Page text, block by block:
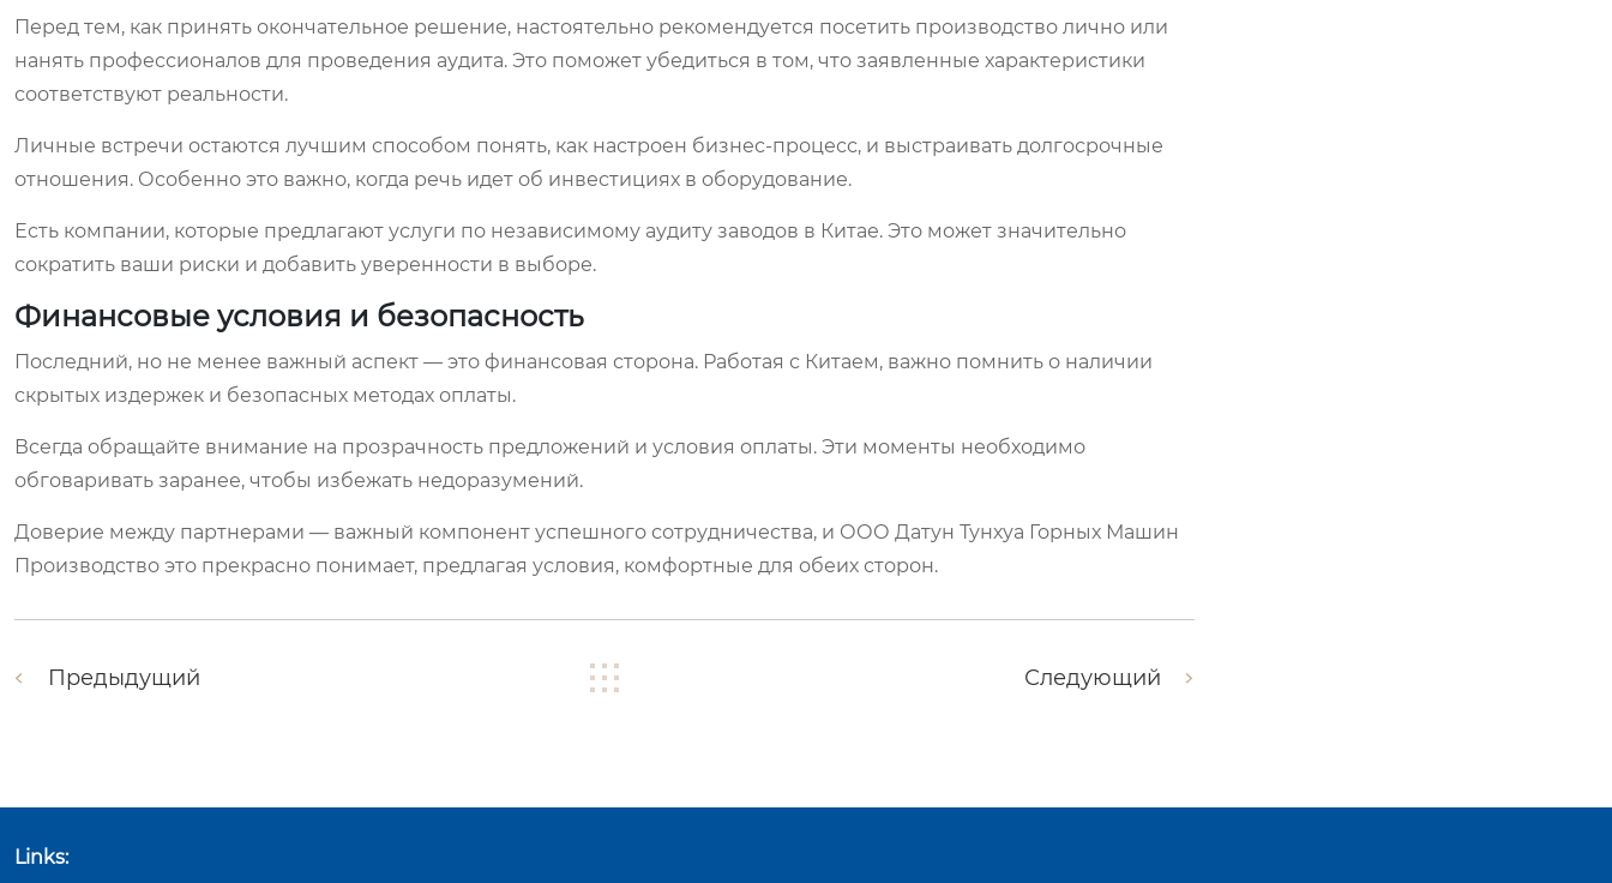
Перед тем, как принять окончательное решение, настоятельно рекомендуется посетить производство лично или
нанять профессионалов для проведения аудита. Это поможет убедиться в том, что заявленные характеристики
соответствуют реальности.
Личные встречи остаются лучшим способом понять, как настроен бизнес-процесс, и выстраивать долгосрочные
отношения. Особенно это важно, когда речь идет об инвестициях в оборудование.
Есть компании, которые предлагают услуги по независимому аудиту заводов в Китае. Это может значительно
сократить ваши риски и добавить уверенности в выборе.
Финансовые условия и безопасность
Последний, но не менее важный аспект — это финансовая сторона. Работая с Китаем, важно помнить о наличии
скрытых издержек и безопасных методах оплаты.
Всегда обращайте внимание на прозрачность предложений и условия оплаты. Эти моменты необходимо
обговаривать заранее, чтобы избежать недоразумений.
Доверие между партнерами — важный компонент успешного сотрудничества, и ООО Датун Тунхуа Горных Машин
Производство это прекрасно понимает, предлагая условия, комфортные для обеих сторон.
Предыдущий Следующий
Links: